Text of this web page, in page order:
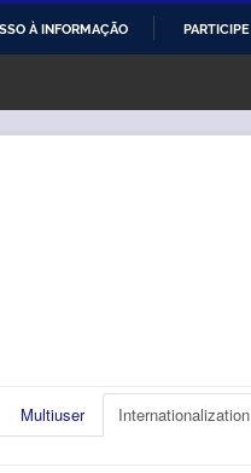
À INFORMAÇÃO PARTICIPE
Multiuser Internationalization